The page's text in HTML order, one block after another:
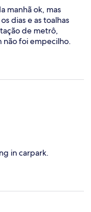
manhã ok, mas
dias e as toalhas
de metrô,
não foi empecilho.
in carpark.